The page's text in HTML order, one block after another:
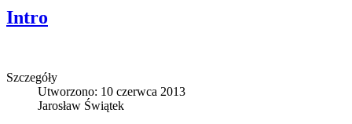
Intro
Szczegóły
Utworzono: 10 czerwca 2013
Jarosław Świątek